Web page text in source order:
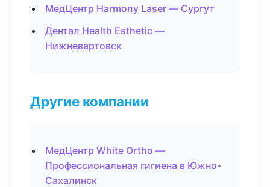
МедЦентр Harmony Laser — Сургут
Дентал Health Esthetic —
Нижневартовск
Другие компании
МедЦентр White Ortho —
Профессиональная гигиена в Южно-
Сахалинск